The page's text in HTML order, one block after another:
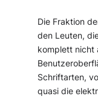
Die Fraktion
den Leuten,
komplett nicht
Schriftarten,
quasi die